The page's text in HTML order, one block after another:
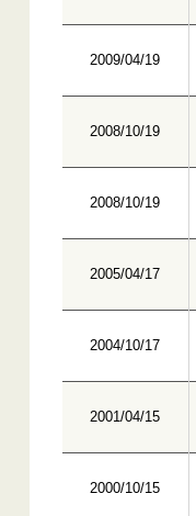
2009/04/19
2008/10/19
2008/10/19
2005/04/17
2004/10/17
2001/04/15
2000/10/15